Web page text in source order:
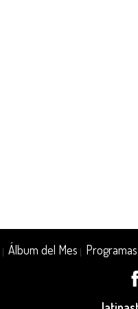
|Álbum del Mes Programas